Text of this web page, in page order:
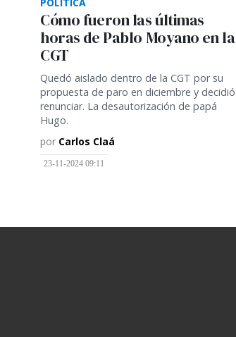
Cómo fueron las últimas
horas de Pablo Moyano en la
CGT
Quedó aislado dentro de la CGT por su
propuesta de paro en diciembre y decidió
renunciar. La desautorización de papá
Hugo.
por Carlos Claá
23-11-2024 09:11